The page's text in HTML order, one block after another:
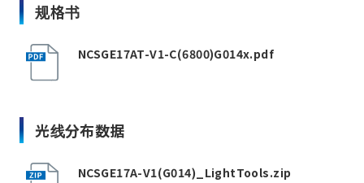
规格书
NCSGE17AT-V1-C(6800)G014x.pdf
光线分布数据
NCSGE17A-V1(G014)_LightTools.zip